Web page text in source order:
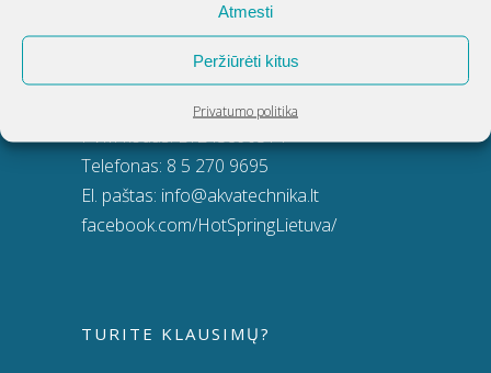
Atmesti
Peržiūrėti kitus
Privatumo politika
UAB Akvatechnika
Įmonės kodas: 124389034
PVM kodas: LT243890314
Telefonas: 8 5 270 9695
El. paštas: info@akvatechnika.lt
facebook.com/HotSpringLietuva/
TURITE KLAUSIMŲ?